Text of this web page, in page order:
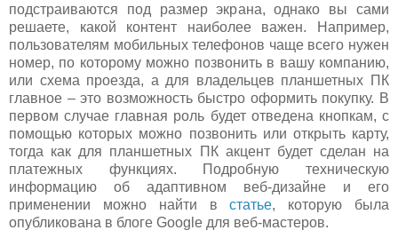
подстраиваются под размер экрана, однако вы сами
решаете, какой контент наиболее важен. Например,
пользователям мобильных телефонов чаще всего нужен
номер, по которому можно позвонить в вашу компанию,
или схема проезда, а для владельцев планшетных ПК
главное – это возможность быстро оформить покупку. В
первом случае главная роль будет отведена кнопкам, с
помощью которых можно позвонить или открыть карту,
тогда как для планшетных ПК акцент будет сделан на
платежных функциях. Подробную техническую
информацию об адаптивном веб-дизайне и его
применении можно найти встатье, которую была
опубликована в блоге Google для веб-мастеров.